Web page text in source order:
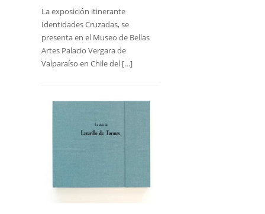
La exposición itinerante
Identidades Cruzadas, se
presenta en el Museo de Bellas
Artes Palacio Vergara de
Valparaíso en Chile del […]